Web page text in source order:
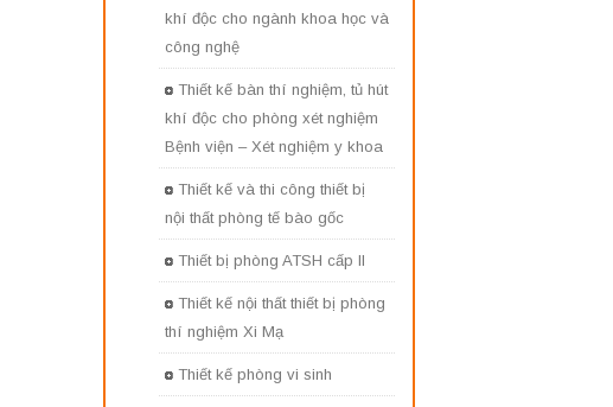
khí độc cho ngành khoa học và
công nghệ
Thiết kế bàn thí nghiệm, tủ hút
khí độc cho phòng xét nghiệm
Bệnh viện – Xét nghiệm y khoa
Thiết kế và thi công thiết bị
nội thất phòng tế bào gốc
Thiết bị phòng ATSH cấp II
Thiết kế nội thất thiết bị phòng
thí nghiệm Xi Mạ
Thiết kế phòng vi sinh